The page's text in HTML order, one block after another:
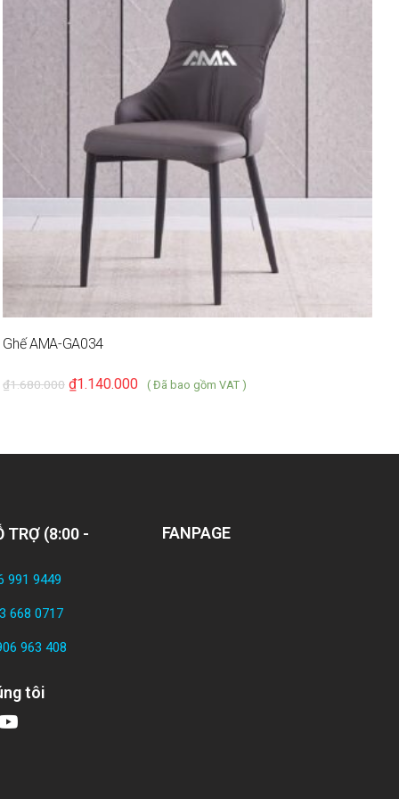
Ghế AMA-GA034
1.680.000
₫ 1.140.000
₫ ( Đã bao gồm VAT )
TRỢ (8:00 -
991 9449
668 0717
963 408
tôi
FANPAGE